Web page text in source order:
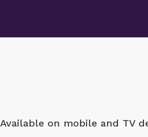
Available on mobile and TV